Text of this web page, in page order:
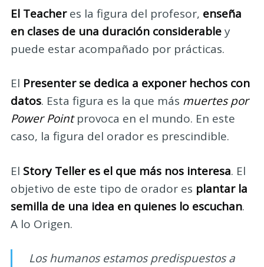
El Teacheres la figura del profesor, enseña
en clases de una duración considerabley
puede estar acompañado por prácticas.
El Presenter se dedica a exponer hechos con
datos. Esta figura es la que más muertes por
Power Pointprovoca en el mundo. En este
caso, la figura del orador es prescindible.
El Story Teller es el que más nos interesa. El
objetivo de este tipo de orador es plantar la
semilla de una idea en quienes lo escuchan.
A lo Origen.
Los humanos estamos predispuestos a